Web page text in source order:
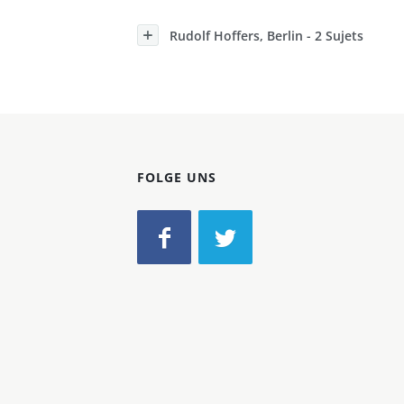
Rudolf Hoffers, Berlin - 2 Sujets
FOLGE UNS